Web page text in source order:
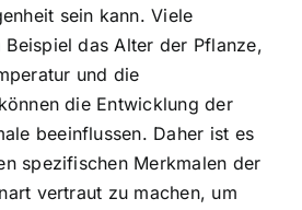
sein kann. Viele
das Alter der Pflanze,
und die
die Entwicklung der
beeinflussen. Daher ist es
spezifischen Merkmalen der
vertraut zu machen, um